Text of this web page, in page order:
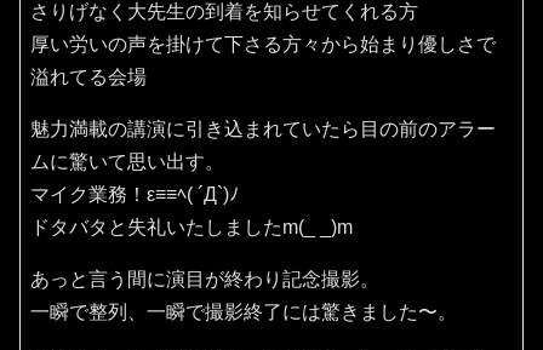
さりげなく大先生の到着を知らせてくれる方
厚い労いの声を掛けて下さる方々から始まり優しさで
溢れてる会場
魅力満載の講演に引き込まれていたら目の前のアラー
ムに驚いて思い出す。
マイク業務！ε≡≡ﾍ( ´Д`)ﾉ
ドタバタと失礼いたしましたm(_ _)m
あっと言う間に演目が終わり記念撮影。
一瞬で整列、一瞬で撮影終了には驚きました〜。